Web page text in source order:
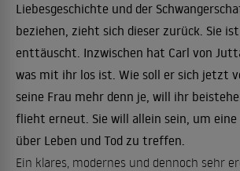
Liebesgeschichte und der
beziehen, zieht sich dieser zurück. Sie
enttäuscht. Inzwischen hat Carl von
was mit ihr los ist. Wie soll er sich jetzt
seine Frau mehr denn je, will ihr
flieht erneut. Sie will allein sein, um eine
über Leben und Tod zu treffen.
Ein klares, modernes und dennoch sehr